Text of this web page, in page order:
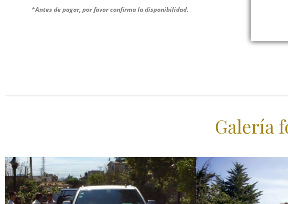
*Antes de pagar, por favor confirma la disponibilidad.
Galería